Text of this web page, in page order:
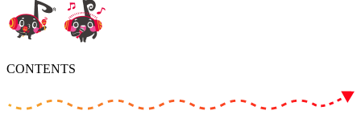
CONTENTS